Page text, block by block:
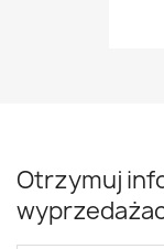
Otrzymuj